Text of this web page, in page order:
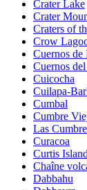
Crater Lake
Crater
Craters of
Crow
Cuernos de
Cuernos
Cuicocha
Cuilapa-
Cumbal
Cumbre
Las
Curacoa
Curtis Island
Chaîne
Dabbahu